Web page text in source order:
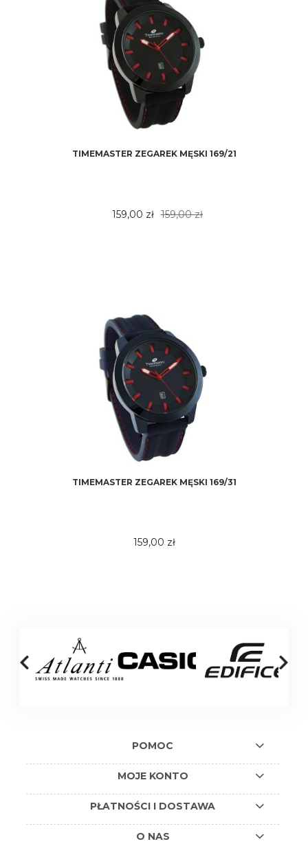
TIMEMASTER ZEGAREK MĘSKI 169/21
159,00 zł 159,00 zł
TIMEMASTER ZEGAREK MĘSKI 169/31
159,00 zł
POMOC
MOJE KONTO
PŁATNOŚCI I DOSTAWA
O NAS